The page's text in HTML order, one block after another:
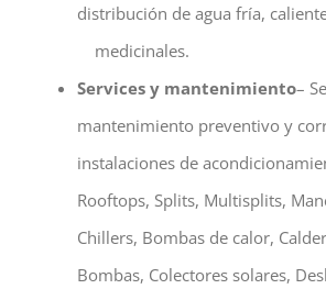
distribución de agua fría,
medicinales.
Services y mantenimiento–
mantenimiento preventivo y
instalaciones de
Rooftops, Splits, Multisplits,
Chillers, Bombas de calor,
Bombas, Colectores solares,